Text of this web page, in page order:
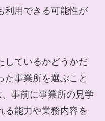
利用できる可能性が
しているかどうかだ
た事業所を選ぶこと
事前に事業所の見学
る能力や業務内容を